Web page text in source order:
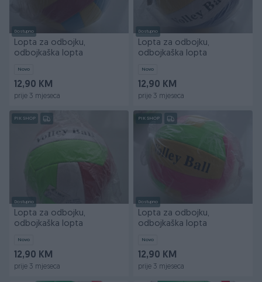
Dostupno
Lopta za odbojku,
odbojkaška lopta
Novo
12,90 KM
prije 3 mjeseca
Dostupno
Lopta za odbojku,
odbojkaška lopta
Novo
12,90 KM
prije 3 mjeseca
PIK SHOP
Dostupno
Lopta za odbojku,
odbojkaška lopta
Novo
12,90 KM
prije 3 mjeseca
PIK SHOP
Dostupno
Lopta za odbojku,
odbojkaška lopta
Novo
12,90 KM
prije 3 mjeseca